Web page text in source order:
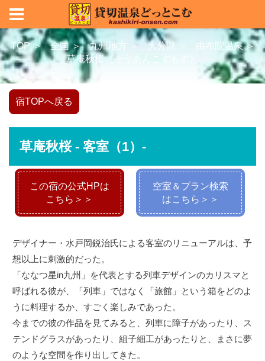
TOP ＞ 全国 ＞ 九州地方 ＞ 大分県 ＞
由布院温泉 ＞
草庵秋桜（そうあんこすもす）
宿TOPへ戻る
草庵秋桜 - 客室（1）-
この宿の公式HPは
こちら＞＞
空室＆プラン検索
はこちら＞＞
デザイナー・水戸岡鋭治氏による客室のリニューアルは、予
想以上に刺激的だった。
「ななつ星in九州」を代表とする列車デザインのカリスマと
呼ばれる彼が、「列車」ではなく「旅館」という箱をどのよ
うに料理するか、すごく楽しみであった。
今までの彼の作品を見てみると、列車に障子があったり、ス
テンドグラスがあったり、組子細工があったりと、まさに夢
のような空間を作り出してきた。